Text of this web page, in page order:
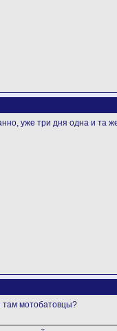
уже три дня одна и та
там мотобатовцы?